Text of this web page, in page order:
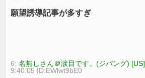
願望誘導記事が多すぎ
6:名無しさん＠涙目です。(ジパング) [US]
9:40.05 ID:EWlwt9bE0